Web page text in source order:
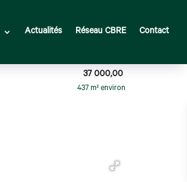
Actualités Réseau CBRE Contact
37 000,00
437 m² environ